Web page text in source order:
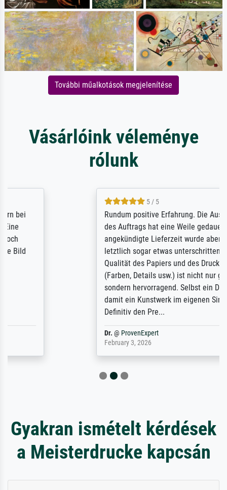
További műalkotások megjelenítése
Vásárlóink véleménye
rólunk
Rundum positive Erfahrung. Die Ausführung
des Auftrags hat eine Weile gedauert, die
angekündigte Lieferzeit wurde aber
letztlich sogar etwas unterschritten. Die
Qualität des Papiers und des Drucks
(Farben, Details usw.) ist nicht nur gut,
sondern hervorragend. Selbst ein Druck ist
damit ein Kunstwerk im eigenen Sinne.
Gyakran ismételt kérdések
a Meisterdrucke kapcsán